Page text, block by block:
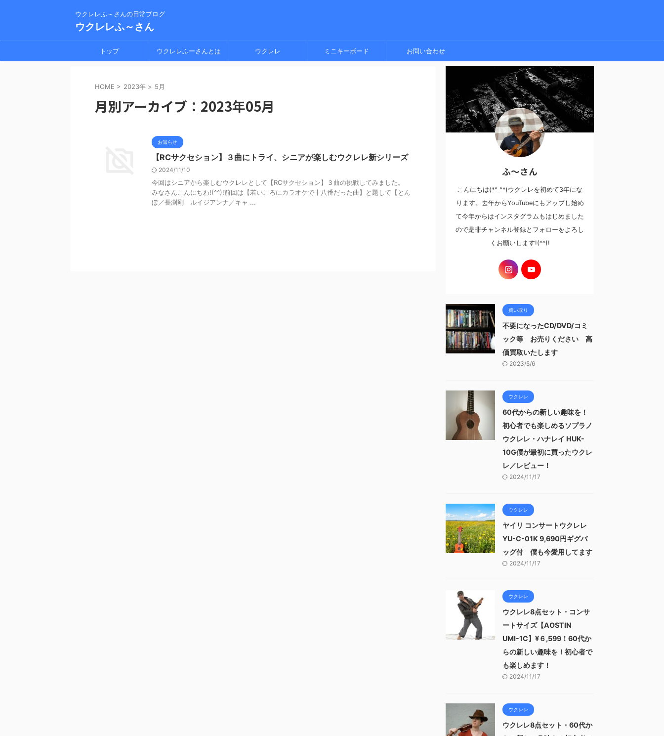
ウクレレふ～さんの日常ブログ
ウクレレふ～さん
トップ ウクレレふーさんとは ウクレレ ミニキーボード お問い合わせ
HOME > 2023年 > 5月
月別アーカイブ：2023年05月
お知らせ
【RCサクセション】３曲にトライ、シニアが楽しむウクレレ新シリーズ
2024/11/10
今回はシニアから楽しむウクレレとして【RCサクセション】３曲の挑戦してみました。
みなさんこんにちわ!(^^)!前回は【若いころにカラオケで十八番だった曲】と題して【とん
ぼ／長渕剛 ルイジアンナ／キャ ...
ふ～さん
こんにちは(*^_^*)ウクレレを初めて3年にな
ります。去年からYouTubeにもアップし始め
て今年からはインスタグラムもはじめました
ので是非チャンネル登録とフォローをよろし
くお願いします!(^^)!
買い取り
不要になったCD/DVD/コミ
ック等 お売りください 高
価買取いたします
2023/5/6
ウクレレ
60代からの新しい趣味を！
初心者でも楽しめるソプラノ
ウクレレ・ハナレイ HUK-
10G僕が最初に買ったウクレ
レ／レビュー！
2024/11/17
ウクレレ
ヤイリ コンサートウクレレ
YU-C-01K 9,690円ギグバ
ッグ付 僕も今愛用してます
2024/11/17
ウクレレ
ウクレレ8点セット・コンサ
ートサイズ【AOSTIN
UMI-1C】¥６,599！60代か
らの新しい趣味を！初心者で
も楽しめます！
2024/11/17
ウクレレ
ウクレレ8点セット・60代か